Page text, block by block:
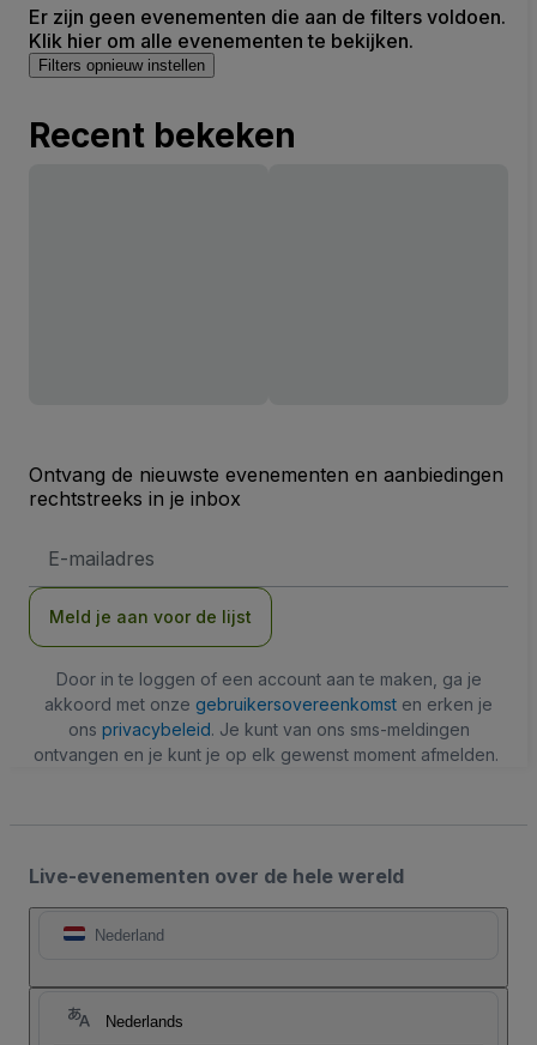
Er zijn geen evenementen die aan de filters voldoen.
Klik hier om alle evenementen te bekijken.
Filters opnieuw instellen
Recent bekeken
Ontvang de nieuwste evenementen en aanbiedingen
rechtstreeks in je inbox
mailadres
Meld je aan voor de lijst
Door in te loggen of een account aan te maken, ga je
akkoord met onze gebruikersovereenkomst en erken je
ons privacybeleid. Je kunt van ons sms-meldingen
ontvangen en je kunt je op elk gewenst moment afmelden.
Live-evenementen over de hele wereld
Nederland
Nederlands